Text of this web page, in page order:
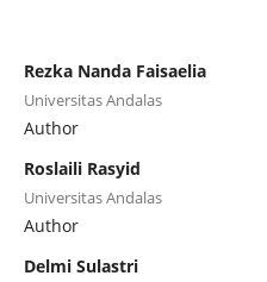
Rezka Nanda Faisaelia
Universitas Andalas
Author
Roslaili Rasyid
Universitas Andalas
Author
Delmi Sulastri